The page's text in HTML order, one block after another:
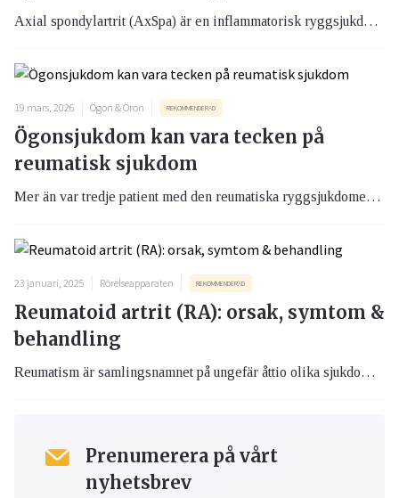
Axial spondylartrit (AxSpa) är en inflammatorisk ryggsjukdom som främst drabbar kotpelaren och korsbensleder (sakroiliakaleder), men som även ger inflammationer i mindre leder och i senfästen. Sjukdomen drabbar främst yngre personer, oftast män, och leder till smärta och stelhet i ryggen. Det finns också en stark koppling mellan AxSpa och ögonsjukdomen uveit, som i sällsynta fall kan leda till blindhet. Oftast kommer ryggvärken före ögonbesvären, men ibland är det tvärtom. Mer än en tredjedel av AxSpa patienter drabbas av denna ibland svårupptäckta samsjuklighet.
19 mars, 2026 Ögon & Öron REKOMMENDERAD
Ögonsjukdom kan vara tecken på
reumatisk sjukdom
Mer än var tredje patient med den reumatiska ryggsjukdomen axial spondylartrit (AxSpa) får också ögonsjukdomen uveit, en inflammation i ögats druvhinna. Trots att sambandet är klarlagt och välkänt kan det ibland dröja lång tid innan patienten utreds och får rätt diagnos.
23 januari, 2025 Rörelseapparaten REKOMMENDERAD
Reumatoid artrit (RA): orsak, symtom &
behandling
Reumatism är samlingsnamnet på ungefär åttio olika sjukdomar och en av de vanligaste diagnoserna är artros, reumatoid artrit (RA), även känt som ledgångsreumatism. Det finns olika behandlingsalternativ för dig som drabbas av ledgångsreumatism och forskningen har bara de senaste åren gjort stora framsteg på området.
Prenumerera på vårt
nyhetsbrev